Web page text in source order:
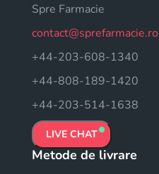
Spre Farmacie
contact@sprefarmacie.ro
+44-203-608-1340
+44-808-189-1420
+44-203-514-1638
LIVE CHAT
Metode de livrare